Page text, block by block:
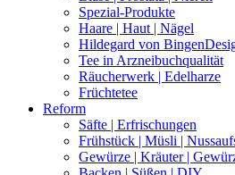
Spezial-Produkte
Haare | Haut | Nägel
Hildegard von Bingen
Tee in Arzneibuchqualität
Räucherwerk | Edelharze
Früchtetee
Reform
Säfte | Erfrischungen
Frühstück | Müsli |
Gewürze | Kräuter |